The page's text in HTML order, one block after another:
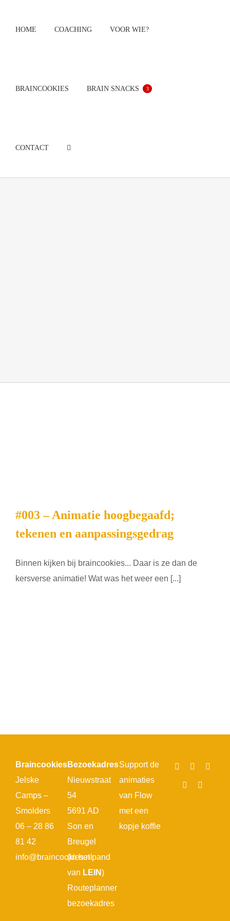
HOME COACHING VOOR WIE?
BRAINCOOKIES BRAIN SNACKS 3
CONTACT
#003 – Animatie hoogbegaafd;
tekenen en aanpassingsgedrag
Binnen kijken bij braincookies... Daar is ze dan de
kersverse animatie! Wat was het weer een [...]
Braincookies
Jelske
Camps –
Smolders
06 – 28 86
81 42
info@braincookies.nl
Bezoekadres
Nieuwstraat
54
5691 AD
Son en
Breugel
(in het pand
van LEIN)
Routeplanner
bezoekadres
Support de
animaties
van Flow
met een
kopje koffie